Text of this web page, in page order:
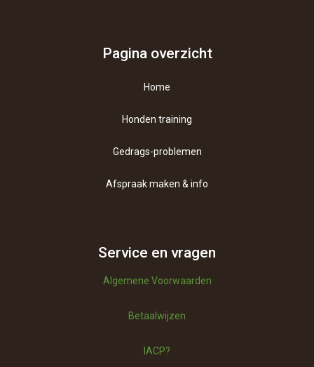
Pagina overzicht
Home
Honden training
Gedrags-problemen
Afspraak maken & info
Over ons
Vragen
Betaalwijzen
Service en vragen
Algemene Voorwaarden
Betaalwijzen
IACP?